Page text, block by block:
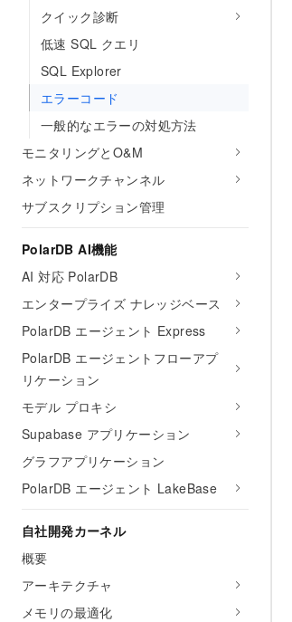
クイック診断
低速 SQL クエリ
SQL Explorer
エラーコード
一般的なエラーの対処方法
モニタリングとO&M
ネットワークチャンネル
サブスクリプション管理
PolarDB AI機能
AI 対応 PolarDB
エンタープライズ ナレッジベース
PolarDB エージェント Express
PolarDB エージェントフローアプ
リケーション
モデル プロキシ
Supabase アプリケーション
グラフアプリケーション
PolarDB エージェント LakeBase
自社開発カーネル
概要
アーキテクチャ
メモリの最適化